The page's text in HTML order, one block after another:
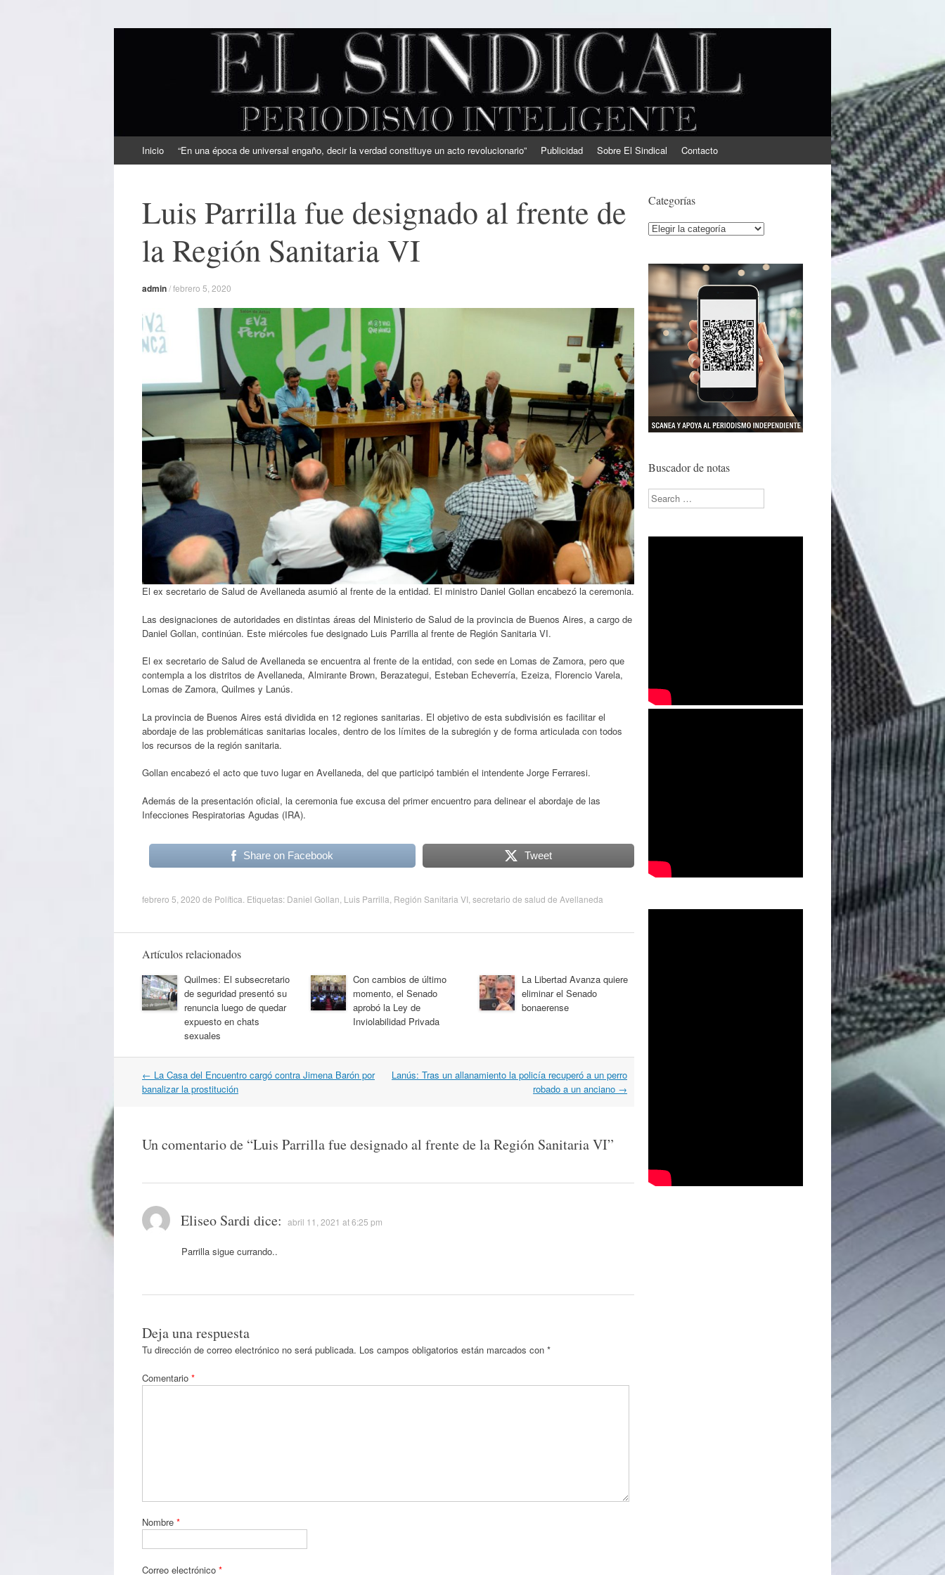
EL SINDICAL
Periodismo Inteligente
al
Inicio “En una época de universal engaño, decir la verdad constituye un acto revolucionario” Publicidad Sobre El Sindical Contacto
Luis Parrilla fue designado al frente de
la Región Sanitaria VI
admin/febrero 5, 2020
El ex secretario de Salud de Avellaneda asumió al frente de la entidad. El ministro Daniel Gollan encabezó la ceremonia.
Las designaciones de autoridades en distintas áreas del Ministerio de Salud de la provincia de Buenos Aires, a cargo de
Daniel Gollan, continúan. Este miércoles fue designado Luis Parrilla al frente de Región Sanitaria VI.
El ex secretario de Salud de Avellaneda se encuentra al frente de la entidad, con sede en Lomas de Zamora, pero que
contempla a los distritos de Avellaneda, Almirante Brown, Berazategui, Esteban Echeverría, Ezeiza, Florencio Varela,
Lomas de Zamora, Quilmes y Lanús.
La provincia de Buenos Aires está dividida en 12 regiones sanitarias. El objetivo de esta subdivisión es facilitar el
abordaje de las problemáticas sanitarias locales, dentro de los límites de la subregión y de forma articulada con todos
los recursos de la región sanitaria.
Gollan encabezó el acto que tuvo lugar en Avellaneda, del que participó también el intendente Jorge Ferraresi.
Además de la presentación oficial, la ceremonia fue excusa del primer encuentro para delinear el abordaje de las
Infecciones Respiratorias Agudas (IRA).
Share on Facebook Tweet
febrero 5, 2020 de Política . Etiquetas: Daniel Gollan Luis Parrilla Región Sanitaria VI secretario de salud de Avellaneda
Artículos relacionados
Quilmes: El subsecretario
de seguridad presentó su
renuncia luego de quedar
expuesto en chats
sexuales
Con cambios de último
momento, el Senado
aprobó la Ley de
Inviolabilidad Privada
La Libertad Avanza quiere
eliminar el Senado
bonaerense
Navegación
por
← La Casa del Encuentro cargó contra Jimena Barón por
banalizar la prostitución
Lanús: Tras un allanamiento la policía recuperó a un perro
robado a un anciano →
Un comentario de “Luis Parrilla fue designado al frente de la Región Sanitaria VI”
Eliseo Sardi dice: abril 11, 2021 at 6:25 pm
Parrilla sigue currando..
Deja una respuesta
Tu dirección de correo electrónico no será publicada. Los campos obligatorios están marcados con *
Comentario *
Nombre *
Correo electrónico *
Categorías
Categorías
Buscador de notas
Search